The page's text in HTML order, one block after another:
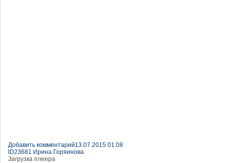
Добавить комментарий13.07.2015 01:08
ID23681 Ирина Горяинова
Загрузка плеера